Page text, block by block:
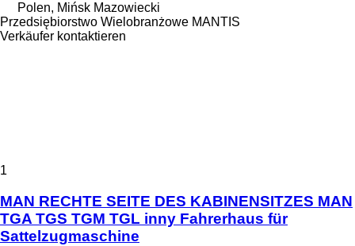
Polen, Mińsk Mazowiecki
Przedsiębiorstwo Wielobranżowe MANTIS
Verkäufer kontaktieren
1
MAN RECHTE SEITE DES KABINENSITZES MAN
TGA TGS TGM TGL inny Fahrerhaus für
Sattelzugmaschine